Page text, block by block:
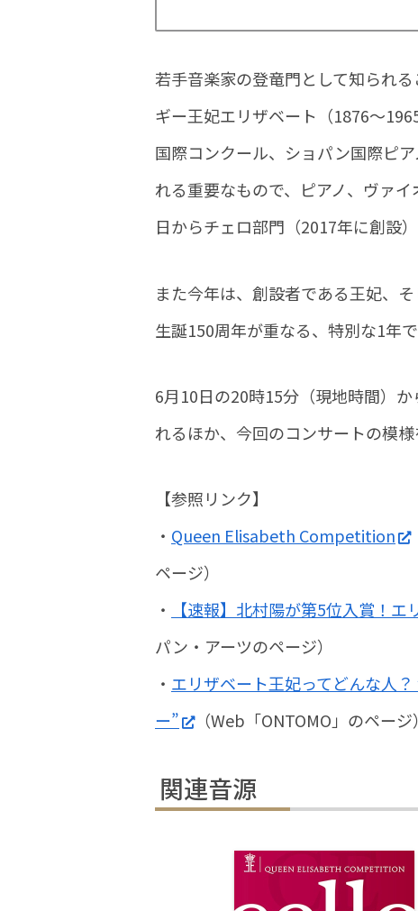
若手音楽家の登竜門として知られ
ギー王妃エリザベート（1876～
国際コンクール、ショパン国際ピ
れる重要なもので、ピアノ、ヴァ
日からチェロ部門（2017年に創設
また今年は、創設者である王妃、
生誕​​150周年が重なる、特別な1年で
6月10日の20時15分（現地時間）
れるほか、今回のコンサートの模
【参照リンク】
・ Queen Elisabeth Competition
ページ）
・
【速報】北村陽が第5位入賞！
パン・アーツのページ）
・ エリザベート王妃ってどんな人
ー”
（Web「ONTOMO」のページ）
関連音源